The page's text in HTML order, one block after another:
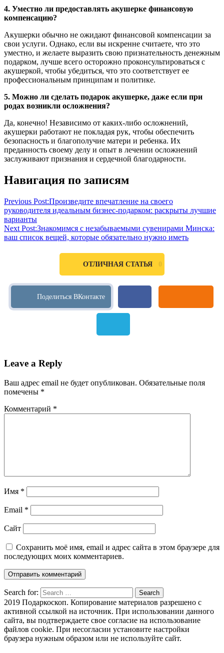
4. Уместно ли предоставлять акушерке финансовую
компенсацию?
Акушерки обычно не ожидают финансовой компенсации за
свои услуги. Однако, если вы искренне считаете, что это
уместно, и желаете выразить свою признательность денежным
подарком, лучше всего осторожно проконсультироваться с
акушеркой, чтобы убедиться, что это соответствует ее
профессиональным принципам и политике.
5. Можно ли сделать подарок акушерке, даже если при
родах возникли осложнения?
Да, конечно! Независимо от каких-либо осложнений,
акушерки работают не покладая рук, чтобы обеспечить
безопасность и благополучие матери и ребенка. Их
преданность своему делу и опыт в лечении осложнений
заслуживают признания и сердечной благодарности.
Навигация по записям
Previous Post:Произведите впечатление на своего
руководителя идеальным бизнес-подарком: раскрыты лучшие
варианты
Next Post:Знакомимся с незабываемыми сувенирами Минска:
ваш список вещей, которые обязательно нужно иметь
ОТЛИЧНАЯ СТАТЬЯ 0
Leave a Reply
Ваш адрес email не будет опубликован. Обязательные поля
помечены *
Комментарий *
Имя *
Email *
Сайт
Сохранить моё имя, email и адрес сайта в этом браузере для
последующих моих комментариев.
Search for: Search
2019 Подаркоскоп. Копирование материалов разрешено с
активной ссылкой на источник. При использовании данного
сайта, вы подтверждаете свое согласие на использование
файлов cookie. При несогласии установите настройки
браузера нужным образом или не используйте сайт.